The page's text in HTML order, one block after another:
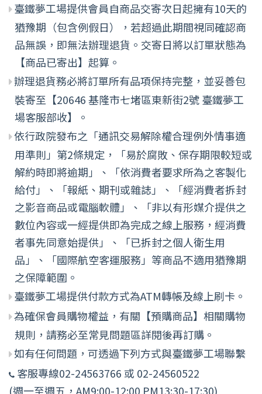
臺鐵夢工場提供會員自商品交寄次日起擁有10天的
猶豫期（包含例假日），若超過此期間視同確認商
品無誤，即無法辦理退貨。交寄日將以訂單狀態為
【商品已寄出】起算。
辦理退貨務必將訂單所有品項保持完整，並妥善包
裝寄至【20646 基隆市七堵區東新街2號 臺鐵夢工
場客服部收】。
依行政院發布之「通訊交易解除權合理例外情事適
用準則」第2條規定，「易於腐敗、保存期限較短或
解約時即將逾期」、「依消費者要求所為之客製化
給付」、「報紙、期刊或雜誌」、「經消費者拆封
之影音商品或電腦軟體」、「非以有形媒介提供之
數位內容或一經提供即為完成之線上服務，經消費
者事先同意始提供」、「已拆封之個人衛生用
品」、「國際航空客運服務」等商品不適用猶豫期
之保障範圍。
臺鐵夢工場提供付款方式為ATM轉帳及線上刷卡。
為確保會員購物權益，有關【預購商品】相關購物
規則，請務必至常見問題區詳閱後再訂購。
如有任何問題，可透過下列方式與臺鐵夢工場聯繫
客服專線02-24563766 或 02-24560522
(週一至週五，AM9:00-12:00 PM13:30-17:30)